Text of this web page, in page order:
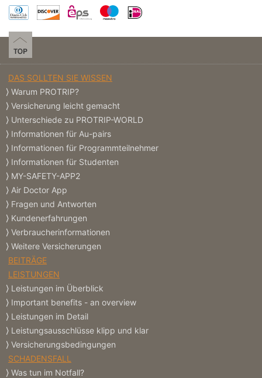
DAS SOLLTEN SIE WISSEN
Warum PROTRIP?
Versicherung leicht gemacht
Unterschiede zu PROTRIP-WORLD
Informationen für Au-pairs
Informationen für Programmteilnehmer
Informationen für Studenten
MY-SAFETY-APP2
Air Doctor App
Fragen und Antworten
Kundenerfahrungen
Verbraucherinformationen
Weitere Versicherungen
BEITRÄGE
LEISTUNGEN
Leistungen im Überblick
Important benefits - an overview
Leistungen im Detail
Leistungsausschlüsse klipp und klar
Versicherungs­bedingungen
SCHADENSFALL
Was tun im Notfall?